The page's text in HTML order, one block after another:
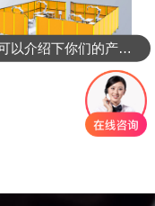
返回
可以介绍下你们的产品么？